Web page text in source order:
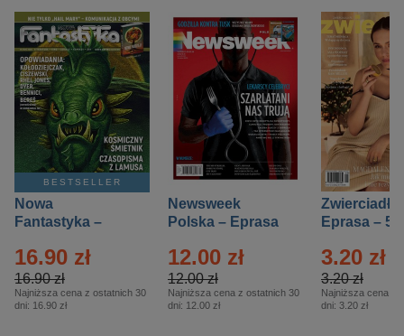
BESTSELLER
Nowa
Fantastyka –
16.90 zł
16.90 zł
Najniższa cena z ostatnich 30
dni: 16.90 zł
Newsweek
Polska – Eprasa
12.00 zł
12.00 zł
Najniższa cena z ostatnich 30
dni: 12.00 zł
Zwierciadło
Eprasa – 5/
3.20 zł
3.20 zł
Najniższa cena z
dni: 3.20 zł